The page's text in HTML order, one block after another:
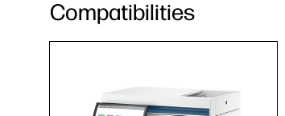
Compatibilities